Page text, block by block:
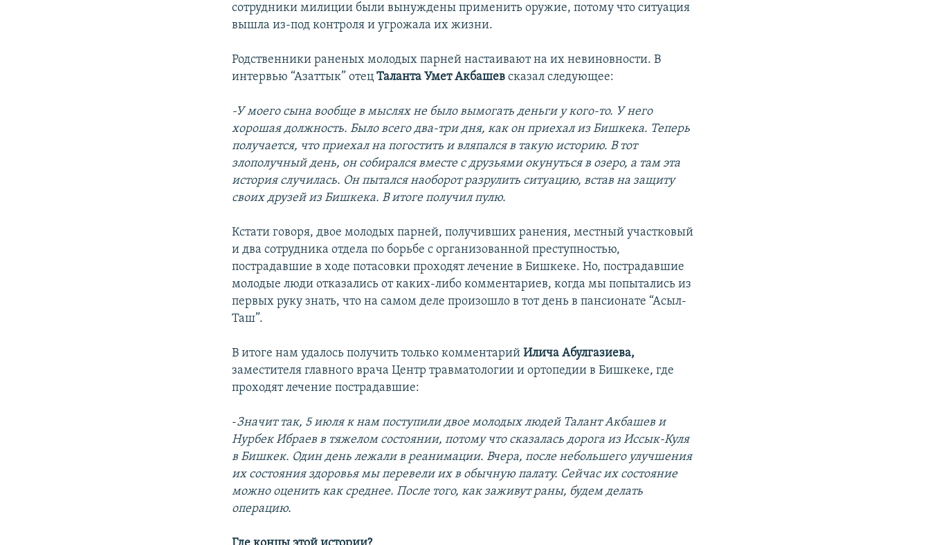
сотрудники милиции были вынуждены применить оружие, потому что ситуация
вышла из-под контроля и угрожала их жизни.
Родственники раненых молодых парней настаивают на их невиновности. В
интервью “Азаттык” отецТаланта Умет Акбашев сказал следующее:
-У моего сына вообще в мыслях не было вымогать деньги у кого-то. У него
хорошая должность. Было всего два-три дня, как он приехал из Бишкека. Теперь
получается, что приехал на погостить и вляпался в такую историю. В тот
злополучный день, он собирался вместе с друзьями окунуться в озеро, а там эта
история случилась. Он пытался наоборот разрулить ситуацию, встав на защиту
своих друзей из Бишкека. В итоге получил пулю.
Кстати говоря, двое молодых парней, получивших ранения, местный участковый
и два сотрудника отдела по борьбе с организованной преступностью,
пострадавшие в ходе потасовки проходят лечение в Бишкеке. Но, пострадавшие
молодые люди отказались от каких-либо комментариев, когда мы попытались из
первых руку знать, что на самом деле произошло в тот день в пансионате “Асыл-
Таш”.
В итоге нам удалось получить только комментарийИлича Абулгазиева,
заместителя главного врача Центр травматологии и ортопедии в Бишкеке, где
проходят лечение пострадавшие:
-Значит так, 5 июля к нам поступили двое молодых людей Талант Акбашев и
Нурбек Ибраев в тяжелом состоянии, потому что сказалась дорога из Иссык-Куля
в Бишкек. Один день лежали в реанимации. Вчера, после небольшего улучшения
их состояния здоровья мы перевели их в обычную палату. Сейчас их состояние
можно оценить как среднее. После того, как заживут раны, будем делать
операцию.